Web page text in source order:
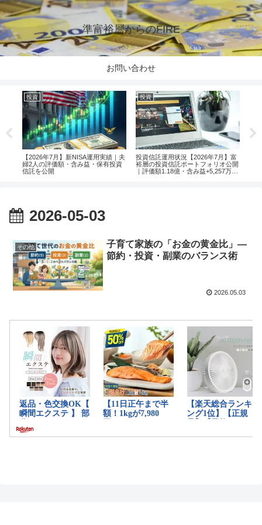
準富裕層からのFIRE
お問い合わせ
投資
【2026年7月】新NISA運用実績｜夫
婦2人の評価額・含み益・保有投資
信託を公開
投資
投資信託運用状況【2026年7月】富
裕層の投資信託ポートフォリオ公開
｜評価額1.18億・含み益+5,257万円
2026-05-03
その他
子育て家族の「お金の黄金比」—
節約・投資・副業のバランス術
2026.05.03